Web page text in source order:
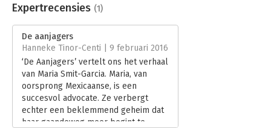
Druk:
1
Hoofdrubriek: Literatuur en romans
Expertrecensies (1)
De aanjagers
Hanneke Tinor-Centi | 9 februari 2016
‘De Aanjagers’ vertelt ons het verhaal
van Maria Smit-Garcia. Maria, van
oorsprong Mexicaanse, is een
succesvol advocate. Ze verbergt
echter een beklemmend geheim dat
haar gaandeweg meer begint te